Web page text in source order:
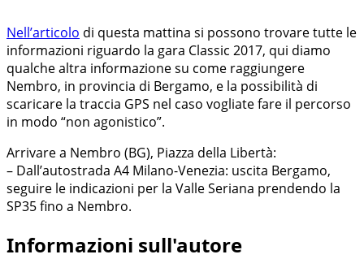
Nell’articolo di questa mattina si possono trovare tutte le
informazioni riguardo la gara Classic 2017, qui diamo
qualche altra informazione su come raggiungere
Nembro, in provincia di Bergamo, e la possibilità di
scaricare la traccia GPS nel caso vogliate fare il percorso
in modo “non agonistico”.
Arrivare a Nembro (BG), Piazza della Libertà:
– Dall’autostrada A4 Milano-Venezia: uscita Bergamo,
seguire le indicazioni per la Valle Seriana prendendo la
SP35 fino a Nembro.
Informazioni sull'autore